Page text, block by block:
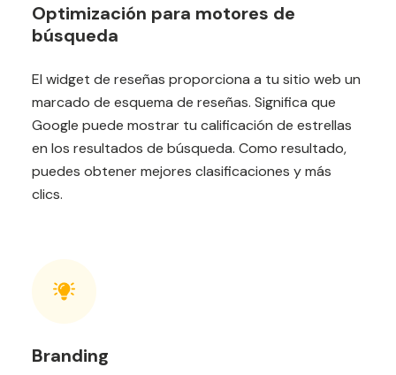
Optimización para motores de
búsqueda
El widget de reseñas proporciona a tu sitio web un
marcado de esquema de reseñas. Significa que
Google puede mostrar tu calificación de estrellas
en los resultados de búsqueda. Como resultado,
puedes obtener mejores clasificaciones y más
clics.
Branding